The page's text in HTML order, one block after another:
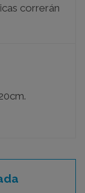
correrán